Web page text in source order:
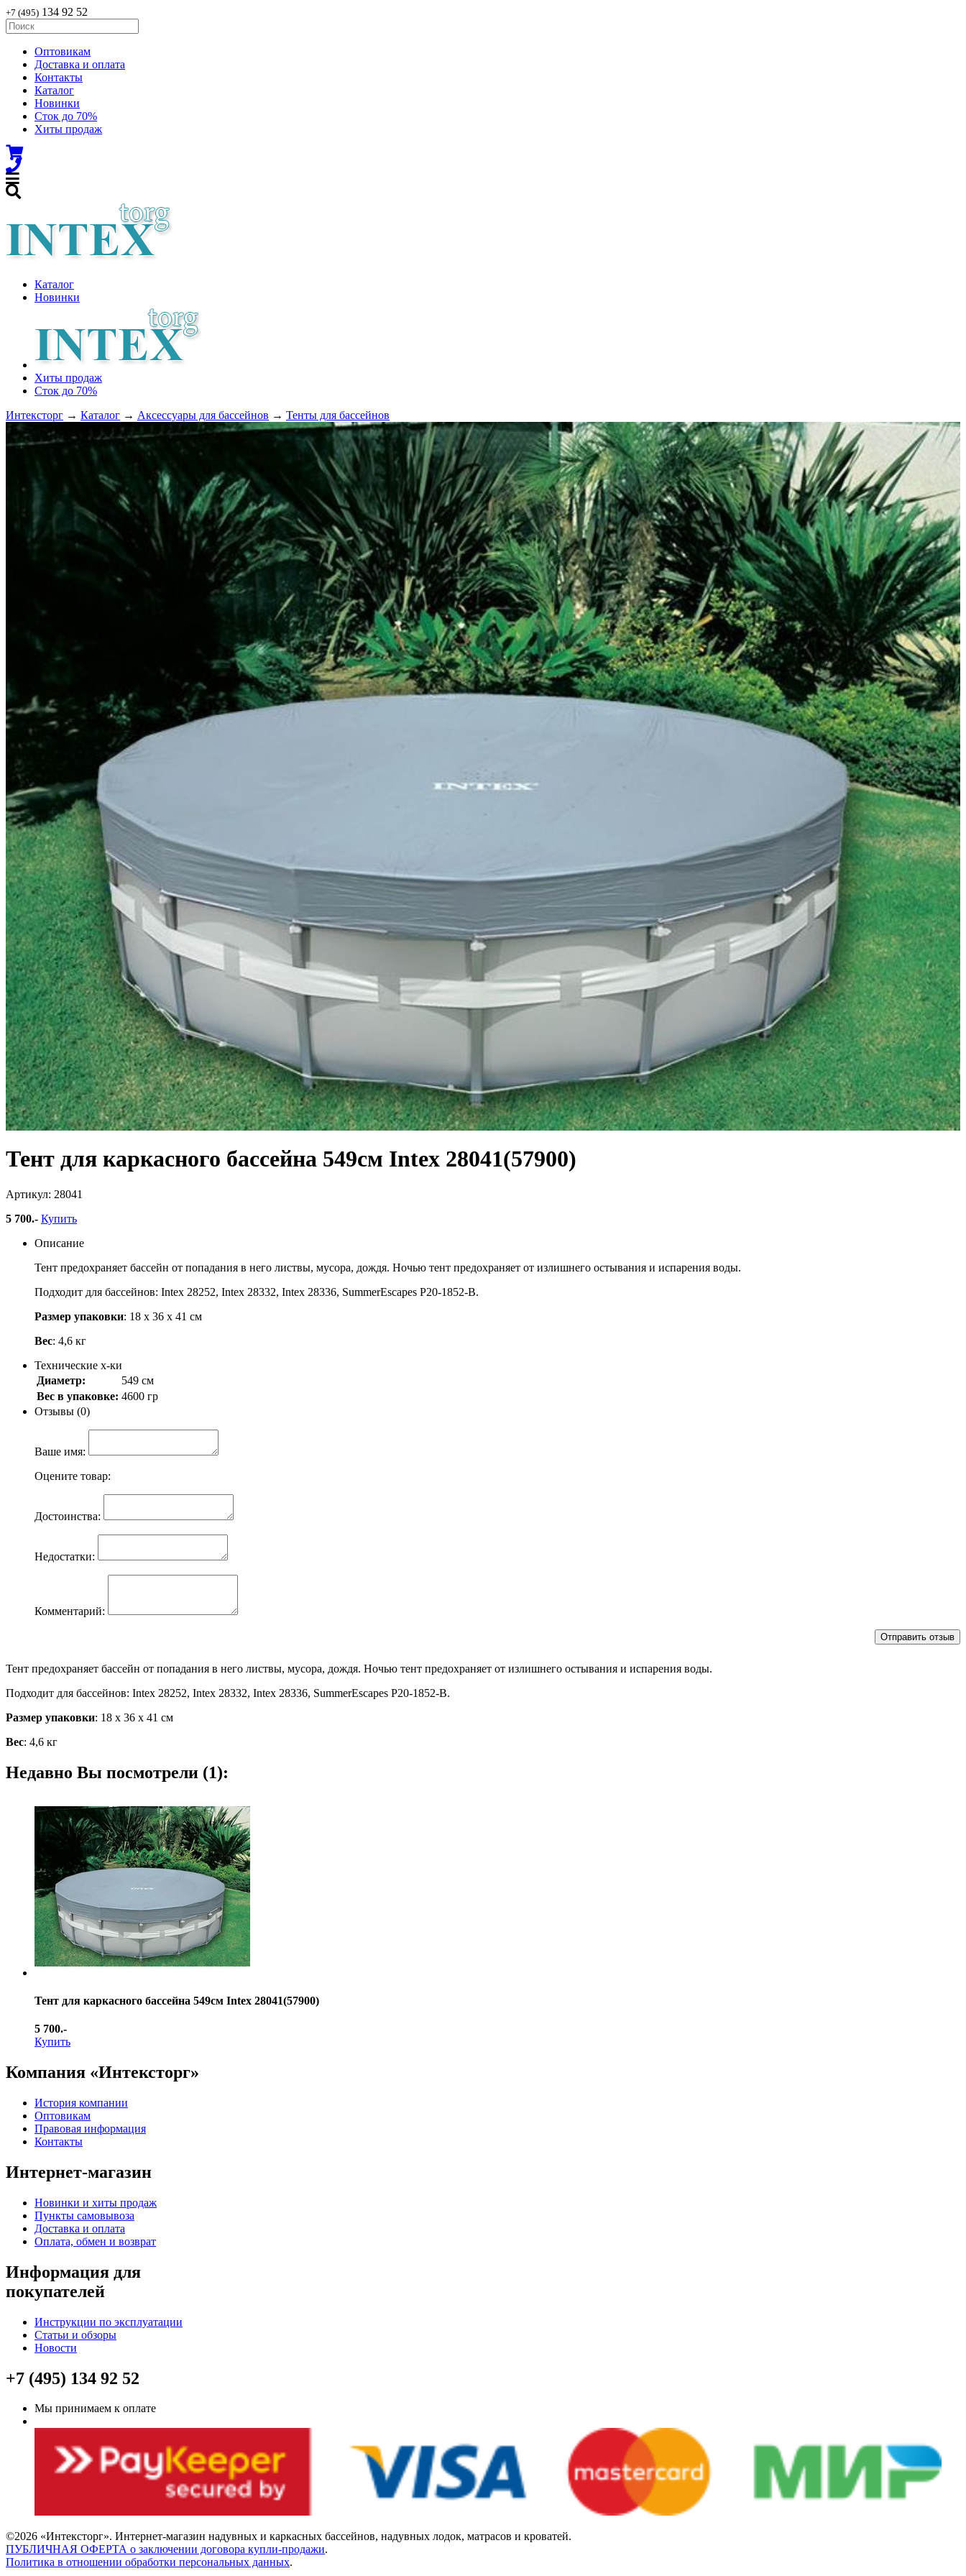
+7 (495) 134 92 52
Оптовикам
Доставка и оплата
Контакты
Каталог
Новинки
Сток до 70%
Хиты продаж
Каталог
Новинки
Хиты продаж
Сток до 70%
Интексторг → Каталог → Аксессуары для бассейнов → Тенты для бассейнов
Тент для каркасного бассейна 549см Intex 28041(57900)
Артикул: 28041
5 700.- Купить
Описание
Тент предохраняет бассейн от попадания в него листвы, мусора, дождя. Ночью тент предохраняет от излишнего остывания и испарения воды.
Подходит для бассейнов: Intex 28252, Intex 28332, Intex 28336, SummerEscapes Р20-1852-B.
Размер упаковки: 18 х 36 х 41 см
Вес: 4,6 кг
Технические х-ки
Диаметр:
549 см
Вес в упаковке: 4600 гр
Отзывы (0)
Ваше имя:
Оцените товар:
Достоинства:
Недостатки:
Комментарий:
Тент предохраняет бассейн от попадания в него листвы, мусора, дождя. Ночью тент предохраняет от излишнего остывания и испарения воды.
Подходит для бассейнов: Intex 28252, Intex 28332, Intex 28336, SummerEscapes Р20-1852-B.
Размер упаковки: 18 х 36 х 41 см
Вес: 4,6 кг
Недавно Вы посмотрели (1):
Тент для каркасного бассейна 549см Intex 28041(57900)
5 700.-
Купить
Компания «Интексторг»
История компании
Оптовикам
Правовая информация
Контакты
Интернет-магазин
Новинки и хиты продаж
Пункты самовывоза
Доставка и оплата
Оплата, обмен и возврат
Информация для
покупателей
Инструкции по эксплуатации
Статьи и обзоры
Новости
+7 (495) 134 92 52
Мы принимаем к оплате
©2026 «Интексторг». Интернет-магазин надувных и каркасных бассейнов, надувных лодок, матрасов и кроватей.
ПУБЛИЧНАЯ ОФЕРТА о заключении договора купли-продажи.
Политика в отношении обработки персональных данных.